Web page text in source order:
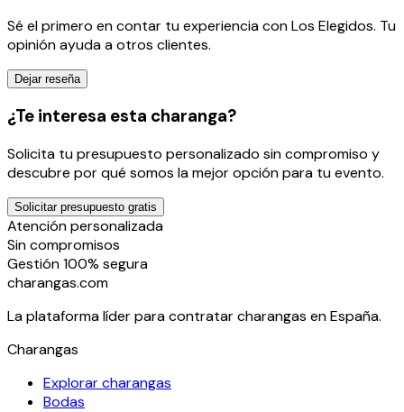
Sé el primero en contar tu experiencia conLos Elegidos. Tu
opinión ayuda a otros clientes.
Dejar reseña
¿Te interesa esta charanga?
Solicita tu presupuesto personalizado sin compromiso y
descubre por qué somos la mejor opción para tu evento.
Solicitar presupuesto gratis
Atención personalizada
Sin compromisos
Gestión 100% segura
charangas.com
La plataforma líder para contratar charangas en España.
Charangas
Explorar charangas
Bodas